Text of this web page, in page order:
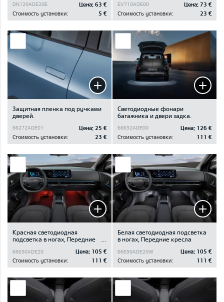
board.
DN120ADE20E Цена: 63 €
Стоимость установки:
5 €
EV710ADE00 Цена: 73 €
Стоимость установки:
23 €
Защитная пленка под ручками
дверей.
66272ADE01 Цена: 25 €
Стоимость установки:
23 €
Светодиодные фонари
багажника и двери задка.
66652ADE00 Цена: 126 €
Стоимость установки:
111 €
Красная светодиодная
подсветка в ногах, Передние
66650ADE20 Цена: 105 €
Стоимость установки:
111 €
Белая светодиодная подсветка
в ногах, Передние кресла
66650ADE20W Цена: 105 €
Стоимость установки:
111 €